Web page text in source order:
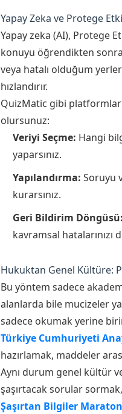
Yapay Zeka ve Protege
Yapay zeka (AI), Protege
konuyu öğrendikten
veya hatalı olduğum
hızlandırır.
QuizMatic gibi
olursunuz:
Veriyi Seçme: Hangi
yaparsınız.
Yapılandırma: Soruyu
kurarsınız.
Geri Bildirim Döngüsü:
kavramsal hatalarınızı
Hukuktan Genel Kültüre:
Bu yöntem sadece
alanlarda bile mucizeler
sadece okumak yerine
Türkiye Cumhuriyeti
hazırlamak, maddeler
Aynı durum genel kültür
şaşırtacak sorular
Şaşırtan Bilgiler